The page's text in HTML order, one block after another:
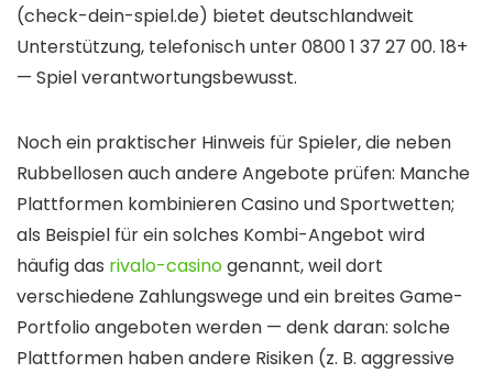
(check-dein-spiel.de) bietet deutschlandweit
Unterstützung, telefonisch unter 0800 1 37 27 00. 18+
— Spiel verantwortungsbewusst.
Noch ein praktischer Hinweis für Spieler, die neben
Rubbellosen auch andere Angebote prüfen: Manche
Plattformen kombinieren Casino und Sportwetten;
als Beispiel für ein solches Kombi-Angebot wird
häufig das rivalo-casinogenannt, weil dort
verschiedene Zahlungswege und ein breites Game-
Portfolio angeboten werden — denk daran: solche
Plattformen haben andere Risiken (z. B. aggressive